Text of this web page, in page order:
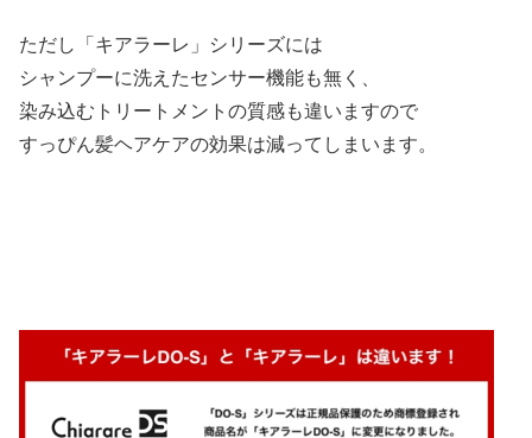
ただし「キアラーレ」シリーズには
シャンプーに洗えたセンサー機能も無く、
染み込むトリートメントの質感も違いますので
すっぴん髪ヘアケアの効果は減ってしまいます。